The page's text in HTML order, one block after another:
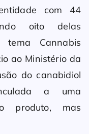
com 44
oito delas
tema Cannabis
ao Ministério da
do canabidiol
a uma
produto, mas